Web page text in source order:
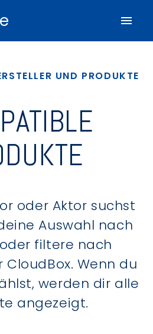
UND PRODUKTE
oder Aktor suchst
Auswahl nach
filtere nach
Wenn du
werden dir alle
angezeigt.